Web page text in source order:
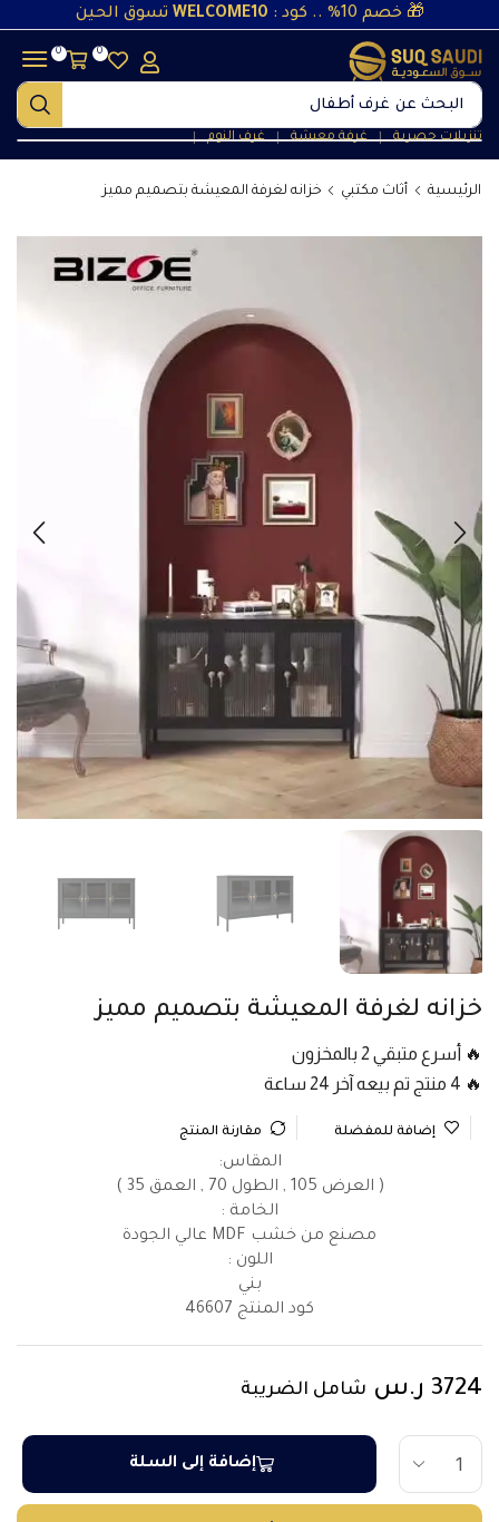
🎁 خصم 10% .. كود : WELCOME10 تسوق الحين
البحث عن
تنزيلات حصرية ❘ غرفة معيشة ❘ غرف النوم ❘
0
0
الرئيسية أثاث مكتبي خزانه لغرفة المعيشة بتصميم مميز
خزانه لغرفة المعيشة بتصميم مميز
🔥 أسرع متبقي 2 بالمخزون
🔥 4 منتج تم بيعه آخر 24 ساعة
إضافة للمفضلة مقارنة المنتج
المقاس:
( العرض 105 , الطول 70 , العمق 35 )
الخامة :
مصنع من خشب MDF عالي الجودة
اللون :
بني
كود المنتج 46607
3724 ر.س شامل الضريبة
إضافة إلى السلة